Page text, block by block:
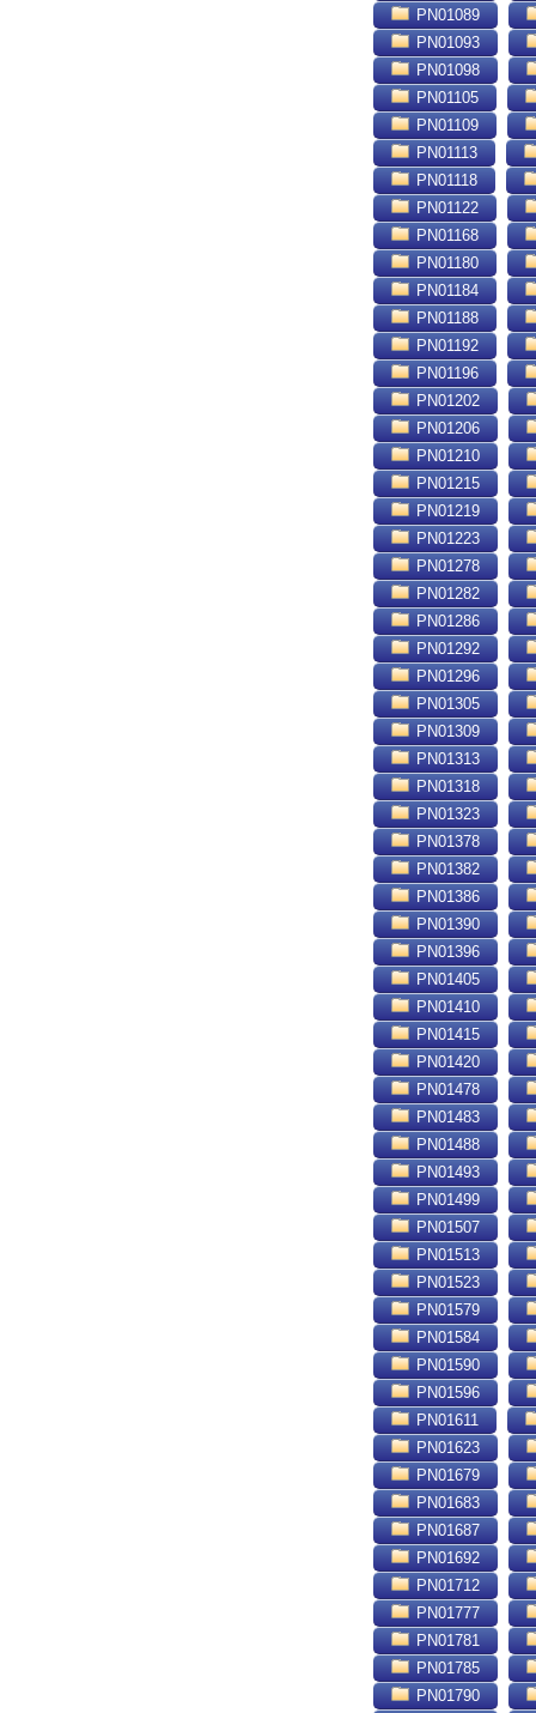
PN01089
PN01093
PN01098
PN01105
PN01109
PN01113
PN01118
PN01122
PN01168
PN01180
PN01184
PN01188
PN01192
PN01196
PN01202
PN01206
PN01210
PN01215
PN01219
PN01223
PN01278
PN01282
PN01286
PN01292
PN01296
PN01305
PN01309
PN01313
PN01318
PN01323
PN01378
PN01382
PN01386
PN01390
PN01396
PN01405
PN01410
PN01415
PN01420
PN01478
PN01483
PN01488
PN01493
PN01499
PN01507
PN01513
PN01523
PN01579
PN01584
PN01590
PN01596
PN01611
PN01623
PN01679
PN01683
PN01687
PN01692
PN01712
PN01777
PN01781
PN01785
PN01790